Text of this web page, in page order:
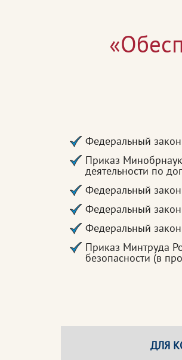
Федеральный
Приказ
деятельности по
Федеральный
Федеральный
Федеральный
Приказ Минтруда
безопасности (в
ДЛЯ